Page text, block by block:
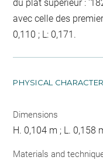
du plat supérieur :
avec celle des
0,110 ; L: 0,171.
PHYSICAL
Dimensions
H. 0,104 m ; L. 0,158
Materials and